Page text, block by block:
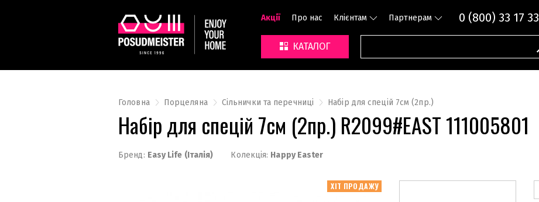
Акції Про нас Клієнтам Партнерам 0 (800) 33 17 33
КАТАЛОГ
Головна Порцеляна Сільнички та перечниці Набір для спецій 7см (2пр.)
Набір для спецій 7см (2пр.) R2099#EAST 111005801
Бренд: Easy Life (Італія) Колекція: Happy Easter
ХІТ ПРОДАЖУ